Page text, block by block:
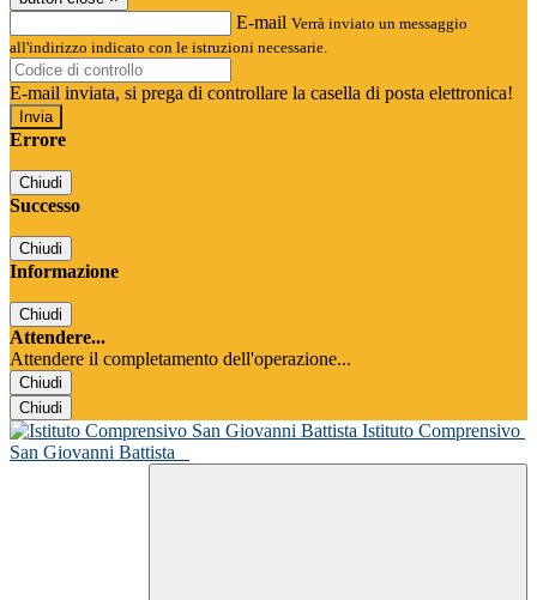
E-mail Verrà inviato un messaggio
all'indirizzo indicato con le istruzioni necessarie.
E-mail inviata, si prega di controllare la casella di posta elettronica!
Errore
Chiudi
Successo
Chiudi
Informazione
Chiudi
Attendere...
Attendere il completamento dell'operazione...
Chiudi
Chiudi
Istituto Comprensivo
San Giovanni Battista